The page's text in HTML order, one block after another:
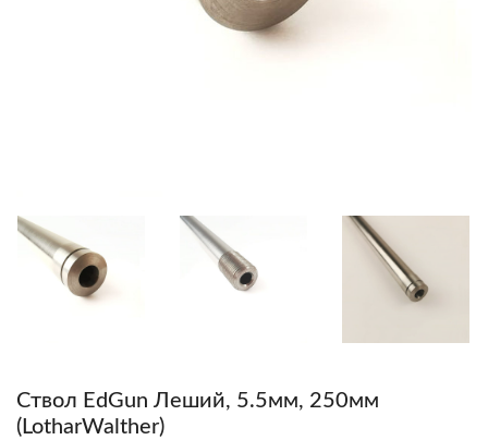
Ствол EdGun Леший, 5.5мм, 250мм
(LotharWalther)